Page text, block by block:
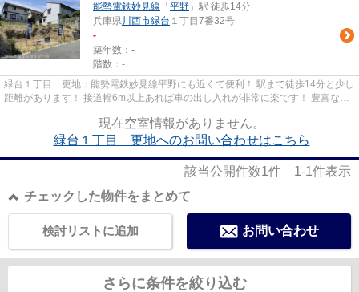
能勢電鉄妙見線 「 平野 」駅 徒歩14分
兵庫県川西市緑台 １丁目7番32号
-
築年数：-
階数：-
緑台１丁目 更地：能勢電鉄妙見線平野にも近くて便利！ 駅まで徒歩14分と少し
距離があります！ 接道幅6m以上あれば車の出し入れが非常に楽です！ 豊富な情
現在空室情報がありません。
緑台１丁目 更地へのお問い合わせはこちら
該当公開件数1件 1-1件表示
チェックした物件をまとめて
お問い合わせ
検討リストに追加
さらに条件を絞り込む